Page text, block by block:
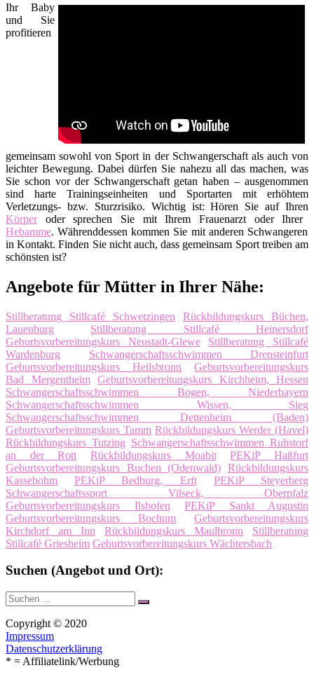
Ihr Baby
und Sie
profitieren
gemeinsam sowohl von Sport in der Schwangerschaft als auch von
leichter Bewegung. Dabei dürfen Sie nahezu all das machen, was
Sie schon vor der Schwangerschaft getan haben – ausgenommen
sind harte Trainingseinheiten und Sportarten mit erhöhtem
Verletzungs- bzw. Sturzrisiko. Wichtig ist: Hören Sie auf Ihren
Körperoder sprechen Sie mit Ihrem Frauenarzt oder Ihrer
Hebamme. Währenddessen kommen Sie mit anderen Schwangeren
in Kontakt. Finden Sie nicht auch, dass gemeinsam Sport treiben am
schönsten ist?
Angebote für Mütter in Ihrer Nähe:
Stillberatung Stillcafé Schwetzingen
Rückbildungskurs Büchen,
Lauenburg
Stillberatung Stillcafé Heinersdorf
Geburtsvorbereitungskurs Neustadt-Glewe
Stillberatung Stillcafé
Wardenburg
Schwangerschaftsschwimmen Drensteinfurt
Geburtsvorbereitungskurs Heilsbronn
Geburtsvorbereitungskurs
Bad Mergentheim
Geburtsvorbereitungskurs Kirchheim, Hessen
Schwangerschaftsschwimmen Bogen, Niederbayern
Schwangerschaftsschwimmen Wissen, Sieg
Schwangerschaftsschwimmen Dettenheim (Baden)
Geburtsvorbereitungskurs Tamm Rückbildungskurs Werder (Havel)
Rückbildungskurs Tutzing Schwangerschaftsschwimmen Ruhstorf
an der Rott
Rückbildungskurs Moabit
PEKiP Haßfurt
Geburtsvorbereitungskurs Buchen (Odenwald) Rückbildungskurs
Kassebohm
PEKiP Bedburg, Erft
PEKiP Steyerberg
Schwangerschaftssport Vilseck, Oberpfalz
Geburtsvorbereitungskurs Ilshofen
PEKiP Sankt Augustin
Geburtsvorbereitungskurs Bochum
Geburtsvorbereitungskurs
Kirchdorf am Inn
Rückbildungskurs Maulbronn
Stillberatung
Stillcafé Griesheim Geburtsvorbereitungskurs Wächtersbach
Suchen (Angebot und Ort):
Suche
nach:
Suchen
Copyright © 2020
Impressum
Datenschutzerklärung
* = Affiliatelink/Werbung